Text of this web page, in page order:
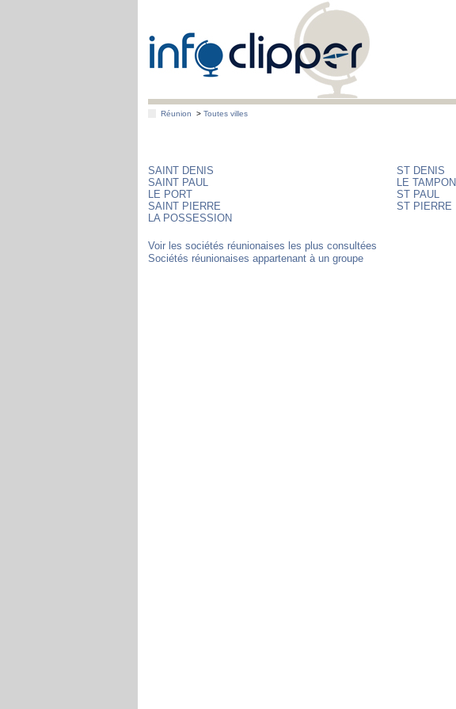
Réunion >Toutes villes
SAINT DENIS
ST DENIS
SAINT PAUL
LE TAMPON
LE PORT
ST PAUL
SAINT PIERRE
ST PIERRE
LA POSSESSION
Voir les sociétés réunionaises les plus consultées
Sociétés réunionaises appartenant à un groupe